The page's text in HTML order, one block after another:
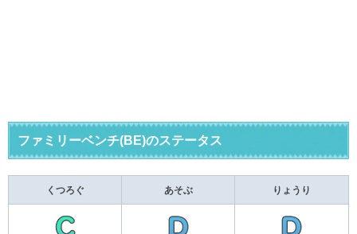
ファミリーベンチ(BE)のステータス
くつろぐ あそぶ りょうり